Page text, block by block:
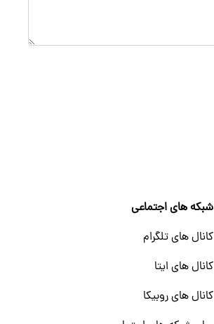
شبکه های اجتماعی
کانال های تلگرام
کانال های ایتا
کانال های روبیکا